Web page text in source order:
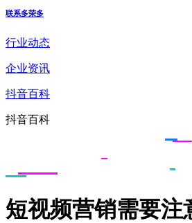
联系多荣多
行业动态
企业资讯
抖音百科
抖音百科
短视频营销需要注